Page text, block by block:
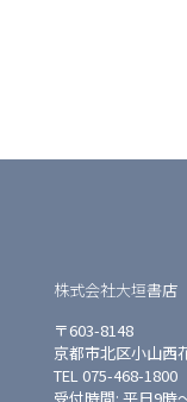
株式会社大垣書店
〒603-8148
京都市北区小山西
TEL 075-468-1800